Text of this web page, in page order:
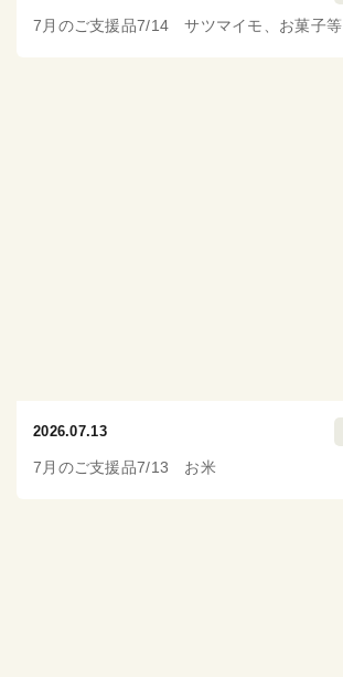
7月のご支援品7/14 サツマイモ、お菓子等
2026.07.13
7月のご支援品7/13 お米